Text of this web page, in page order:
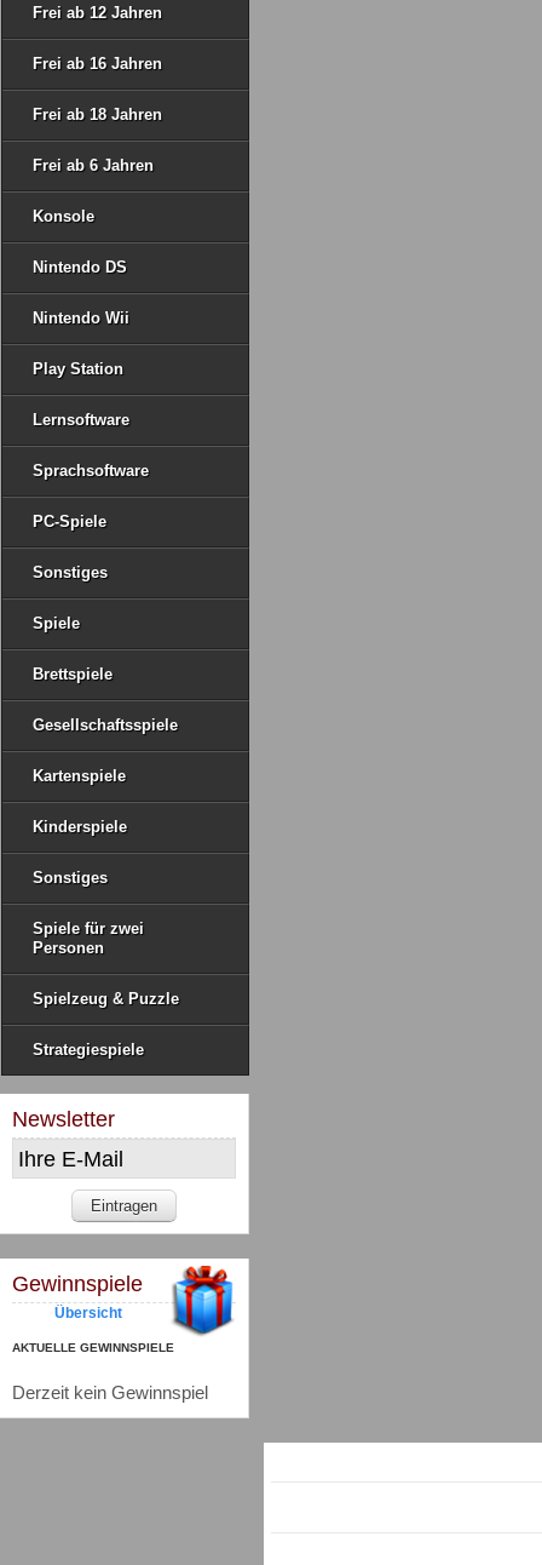
Frei ab 12 Jahren
Frei ab 16 Jahren
Frei ab 18 Jahren
Frei ab 6 Jahren
Konsole
Nintendo DS
Nintendo Wii
Play Station
Lernsoftware
Sprachsoftware
PC-Spiele
Sonstiges
Spiele
Brettspiele
Gesellschaftsspiele
Kartenspiele
Kinderspiele
Sonstiges
Spiele für zwei
Personen
Spielzeug & Puzzle
Strategiespiele
Newsletter
Gewinnspiele
Übersicht
AKTUELLE GEWINNSPIELE
Derzeit kein Gewinnspiel